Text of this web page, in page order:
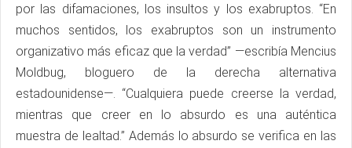
por las difamaciones, los insultos y los exabruptos. “En
muchos sentidos, los exabruptos son un instrumento
organizativo más eficaz que la verdad” —⁠escribía Mencius
Moldbug, bloguero de la derecha alternativa
estadounidense⁠—. “Cualquiera puede creerse la verdad,
mientras que creer en lo absurdo es una auténtica
muestra de lealtad.” Además lo absurdo se verifica en las